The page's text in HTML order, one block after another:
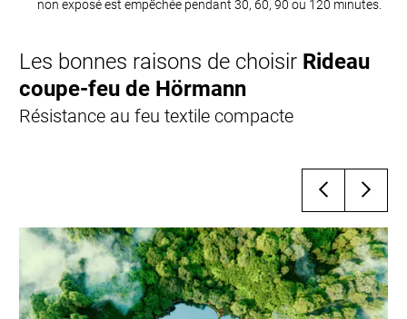
non exposé est empêchée pendant 30, 60, 90 ou 120 minutes.
Les bonnes raisons de choisir Rideau
coupe-feu de Hörmann
Résistance au feu textile compacte